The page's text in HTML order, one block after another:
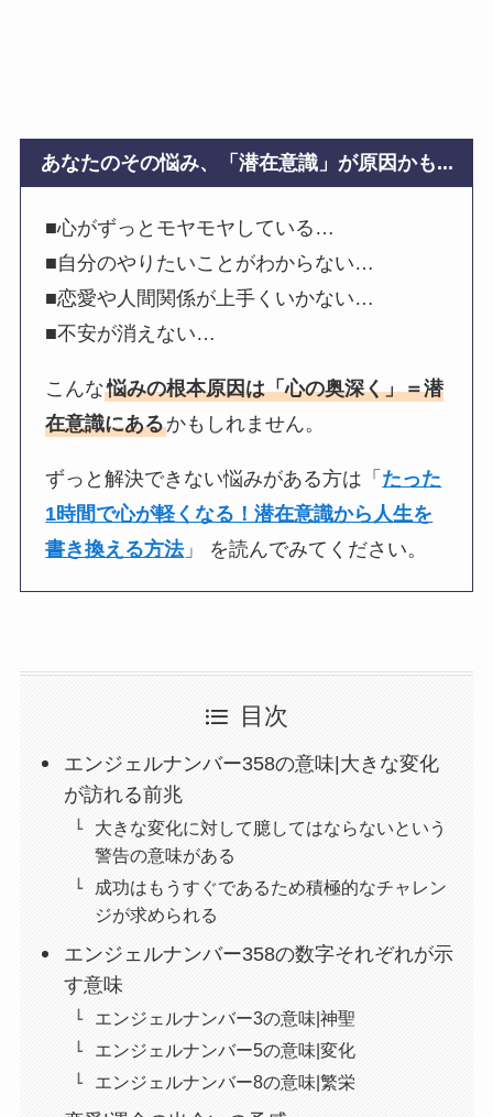
あなたのその悩み、「潜在意識」が原因かも...
■心がずっとモヤモヤしている…
■自分のやりたいことがわからない…
■恋愛や人間関係が上手くいかない…
■不安が消えない…
こんな悩みの根本原因は「心の奥深く」＝潜
在意識にあるかもしれません。
ずっと解決できない悩みがある方は「 たった
1時間で心が軽くなる！潜在意識から人生を
書き換える方法」 を読んでみてください。
目次
エンジェルナンバー358の意味|大きな変化
が訪れる前兆
大きな変化に対して臆してはならないという
警告の意味がある
成功はもうすぐであるため積極的なチャレン
ジが求められる
エンジェルナンバー358の数字それぞれが示
す意味
エンジェルナンバー3の意味|神聖
エンジェルナンバー5の意味|変化
エンジェルナンバー8の意味|繁栄